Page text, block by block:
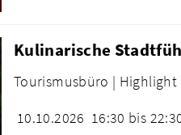
Kulinarische
Tourismusbüro | Highlight
10.10.2026 16:30 bis